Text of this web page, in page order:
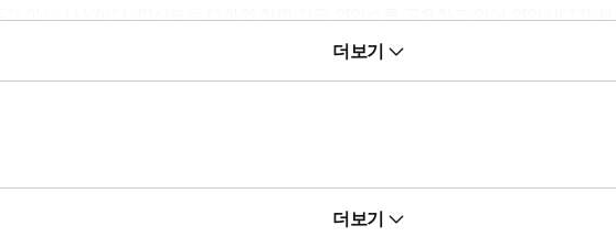
아는 사실이다. 임산부는 태아와 함께 각종 영양소를 공유하고 있어 영양상태가
취하는 것이 좋지만 한계가 있기때문에 영양제를 섭취하는 것이 중요하다. 많은
더보기
반영해 다양한 장르의 전자책을 발간하고 있습니다. 독자들에게 유익한 정보를 전
더보기